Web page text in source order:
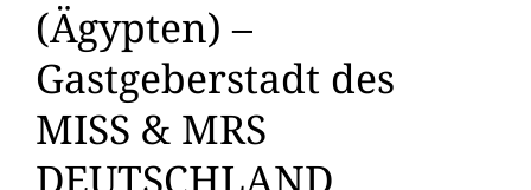
(Ägypten) –
Gastgeberstadt des
MISS & MRS
DEUTSCHLAND